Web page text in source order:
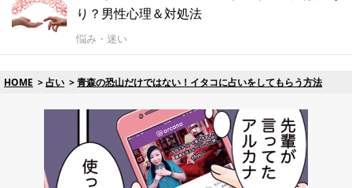
り？男性心理＆対処法
悩み・迷い
HOME 占い 青森の恐山だけではない！イタコに占いをしてもらう方法